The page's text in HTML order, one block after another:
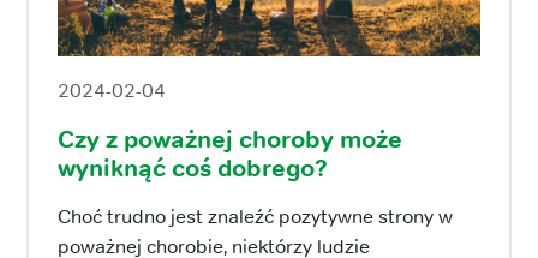
2024-02-04
Czy z poważnej choroby może
wyniknąć coś dobrego?
Choć trudno jest znaleźć pozytywne strony w
poważnej chorobie, niektórzy ludzie